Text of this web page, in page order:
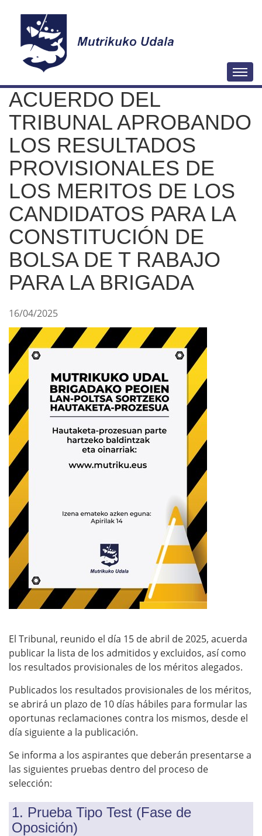
a
ACUERDO DEL
TRIBUNAL APROBANDO
LOS RESULTADOS
PROVISIONALES DE
LOS MERITOS DE LOS
CANDIDATOS PARA LA
CONSTITUCIÓN DE
BOLSA DE T RABAJO
PARA LA BRIGADA
16/04/2025
El Tribunal, reunido el día 15 de abril de 2025, acuerda
publicar la lista de los admitidos y excluidos, así como
los resultados provisionales de los méritos alegados.
Publicados los resultados provisionales de los méritos,
se abrirá un plazo de 10 días hábiles para formular las
oportunas reclamaciones contra los mismos, desde el
día siguiente a la publicación.
Se informa a los aspirantes que deberán presentarse a
las siguientes pruebas dentro del proceso de
selección:
1. Prueba Tipo Test (Fase de
Oposición)